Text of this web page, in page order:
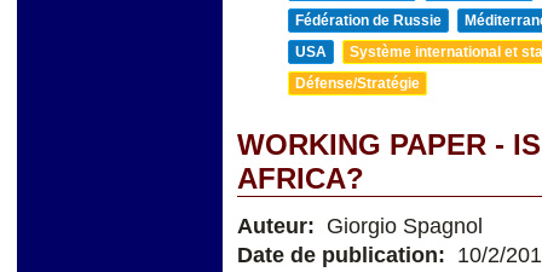
Fédération de Russie
USA
Système international et
Défense/Stratégie
WORKING PAPER -
AFRICA?
Auteur: Giorgio Spagnol
Date de publication: 10/2/